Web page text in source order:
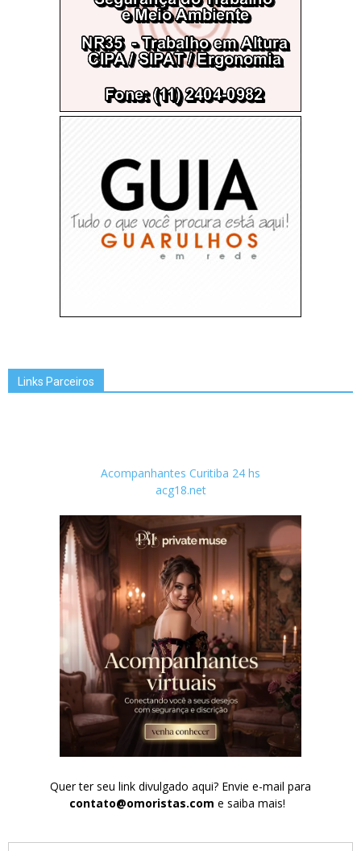
Links Parceiros
Acompanhantes Curitiba 24 hs
acg18.net
Quer ter seu link divulgado aqui? Envie e-mail para
contato@omoristas.com e saiba mais!